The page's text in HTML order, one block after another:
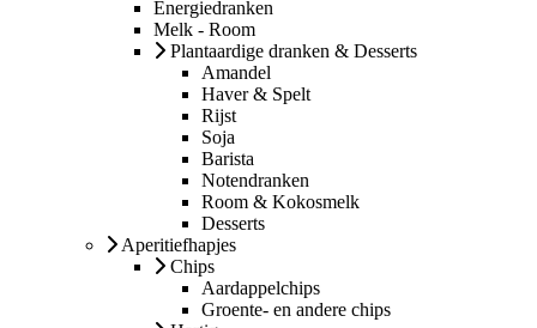
Energiedranken
Melk - Room
Plantaardige dranken & Desserts
Amandel
Haver & Spelt
Rijst
Soja
Barista
Notendranken
Room & Kokosmelk
Desserts
Aperitiefhapjes
Chips
Aardappelchips
Groente- en andere chips